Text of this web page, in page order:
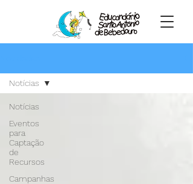
Notícias
Eventos
para
Captação
de
Recursos
Campanhas
Notícias